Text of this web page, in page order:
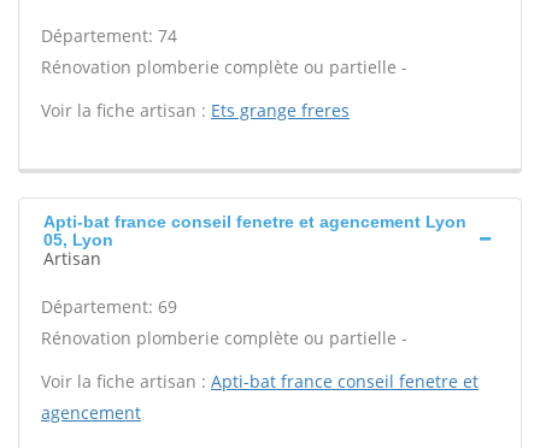
Département: 74
Rénovation plomberie complète ou partielle -
Voir la fiche artisan : Ets grange freres
Apti-bat france conseil fenetre et agencement Lyon
05, Lyon
Artisan
Département: 69
Rénovation plomberie complète ou partielle -
Voir la fiche artisan : Apti-bat france conseil fenetre et
agencement